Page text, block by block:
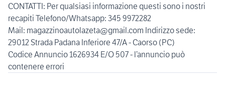
CONTATTI: Per qualsiasi informazione questi sono i nostri
recapiti Telefono/Whatsapp: 345 9972282
Mail: magazzinoautolazeta@gmail.com Indirizzo sede:
29012 Strada Padana Inferiore 47/A - Caorso (PC)
Codice Annuncio 1626934 E/O 507 - l’annuncio può